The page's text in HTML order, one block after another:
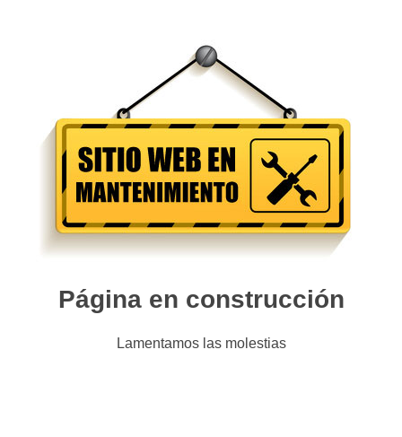
Página en construcción
Lamentamos las molestias